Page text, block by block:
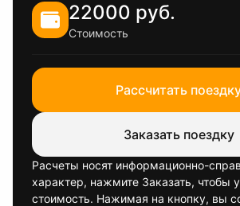
22000 руб.
Стоимость
Рассчитать
Заказать поездку
Расчеты носят информационно-
характер, нажмите Заказать, чтобы
стоимость. Нажимая на кнопку, вы